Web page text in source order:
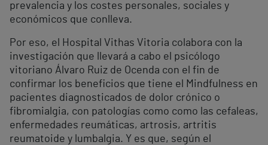
prevalencia y los costes personales, sociales y
económicos que conlleva.
Por eso, el Hospital Vithas Vitoria colabora con la
investigación que llevará a cabo el psicólogo
vitoriano Álvaro Ruiz de Ocenda con el fin de
confirmar los beneficios que tiene el Mindfulness en
pacientes diagnosticados de dolor crónico o
fibromialgia, con patologías como como las cefaleas,
enfermedades reumáticas, artrosis, artritis
reumatoide y lumbalgia. Y es que, según el